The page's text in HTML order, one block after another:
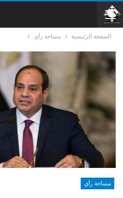
الصفحة الرئيسية مساحة رأي
مساحة رأي